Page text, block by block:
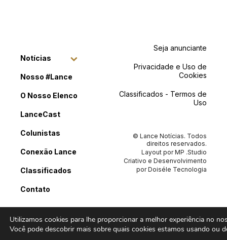
Notícias
Nosso #Lance
O Nosso Elenco
LanceCast
Colunistas
Conexão Lance
Classificados
Contato
Seja anunciante
Privacidade e Uso de
Cookies
Classificados - Termos de
Uso
© Lance Notícias. Todos
direitos reservados.
Layout porMP .Studio
Criativo e Desenvolvimento
porDoiséle Tecnologia
Utilizamos cookies para lhe proporcionar a melhor experiência no
Você pode descobrir mais sobre quais cookies estamos usando ou